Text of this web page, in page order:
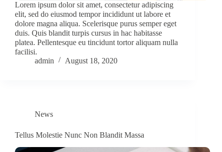
Lorem ipsum dolor sit amet, consectetur adipiscing
elit, sed do eiusmod tempor incididunt ut labore et
dolore magna aliqua. Scelerisque purus semper eget
duis. Quis blandit turpis cursus in hac habitasse
platea. Pellentesque eu tincidunt tortor aliquam nulla
facilisi.
admin
August 18, 2020
News
Tellus Molestie Nunc Non Blandit Massa